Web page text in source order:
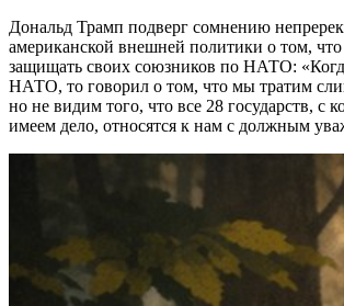
Дональд Трамп подверг сомнению
американской внешней политики о том,
защищать своих союзников по НАТО:
НАТО, то говорил о том, что мы тратим
но не видим того, что все 28 государств, с
имеем дело, относятся к нам с должным